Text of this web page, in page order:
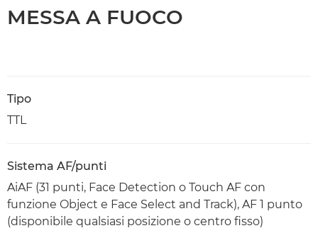
MESSA A FUOCO
Tipo
TTL
Sistema AF/punti
AiAF (31 punti, Face Detection o Touch AF con
funzione Object e Face Select and Track), AF 1 punto
(disponibile qualsiasi posizione o centro fisso)